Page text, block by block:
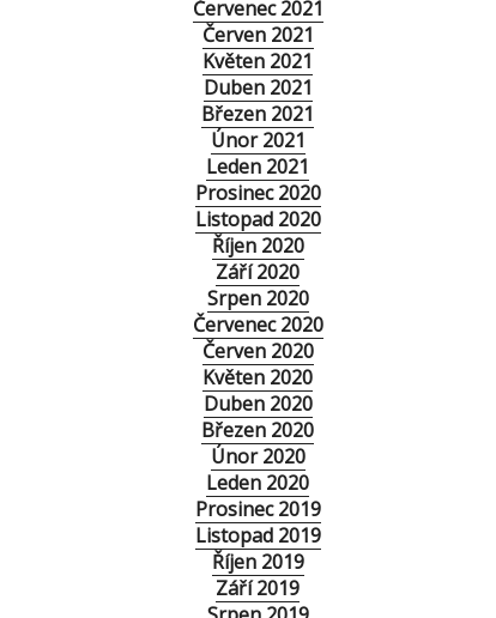
Červenec 2021
Červen 2021
Květen 2021
Duben 2021
Březen 2021
Únor 2021
Leden 2021
Prosinec 2020
Listopad 2020
Říjen 2020
Září 2020
Srpen 2020
Červenec 2020
Červen 2020
Květen 2020
Duben 2020
Březen 2020
Únor 2020
Leden 2020
Prosinec 2019
Listopad 2019
Říjen 2019
Září 2019